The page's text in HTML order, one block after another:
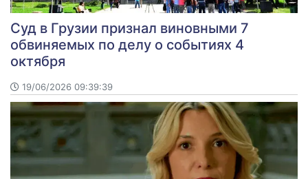
Суд в Грузии признал виновными 7
обвиняемых по делу о событиях 4
октября
19/06/2026 09:39:39